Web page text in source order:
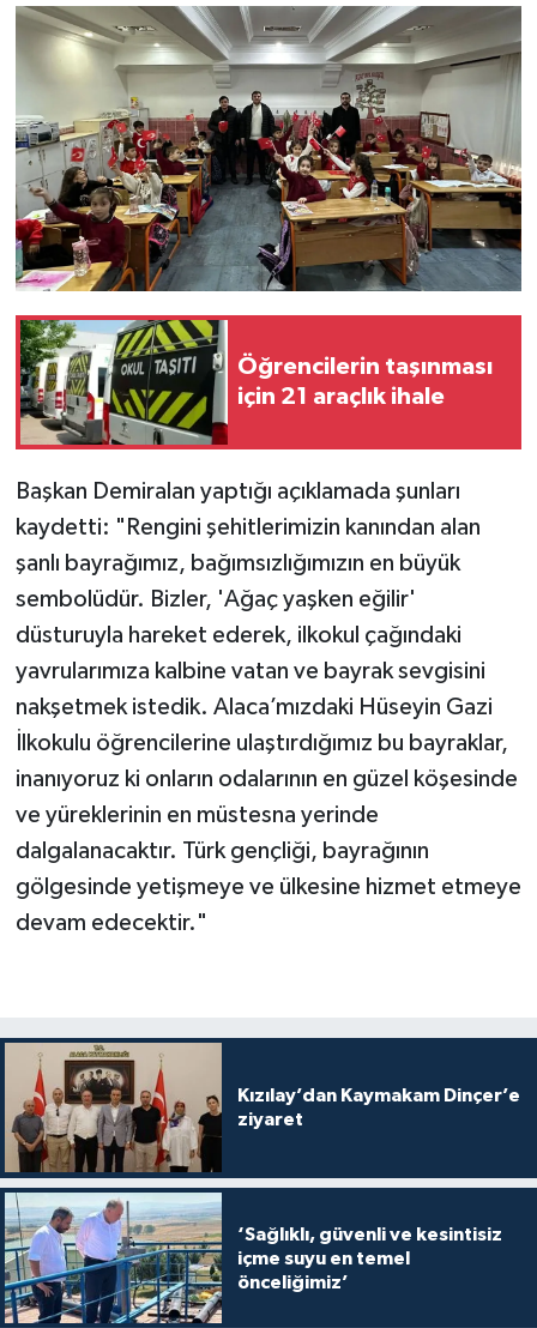
Öğrencilerin taşınması
için 21 araçlık ihale
Başkan Demiralan yaptığı açıklamada şunları
kaydetti: "Rengini şehitlerimizin kanından alan
şanlı bayrağımız, bağımsızlığımızın en büyük
sembolüdür. Bizler, 'Ağaç yaşken eğilir'
düsturuyla hareket ederek, ilkokul çağındaki
yavrularımıza kalbine vatan ve bayrak sevgisini
nakşetmek istedik. Alaca’mızdaki Hüseyin Gazi
İlkokulu öğrencilerine ulaştırdığımız bu bayraklar,
inanıyoruz ki onların odalarının en güzel köşesinde
ve yüreklerinin en müstesna yerinde
dalgalanacaktır. Türk gençliği, bayrağının
gölgesinde yetişmeye ve ülkesine hizmet etmeye
devam edecektir."
Kızılay’dan Kaymakam Dinçer’e
ziyaret
‘Sağlıklı, güvenli ve kesintisiz
içme suyu en temel
önceliğimiz’